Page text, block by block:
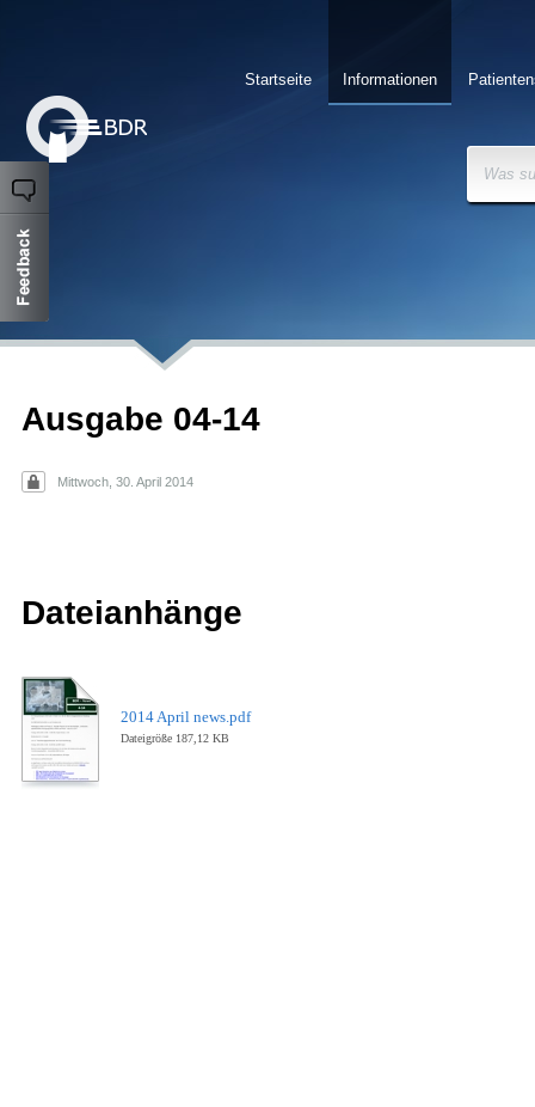
Informationen
Startseite
Was
Ausgabe 04-14
Mittwoch, 30. April 2014
Dateianhänge
2014 April news.pdf
Dateigröße 187,12 KB